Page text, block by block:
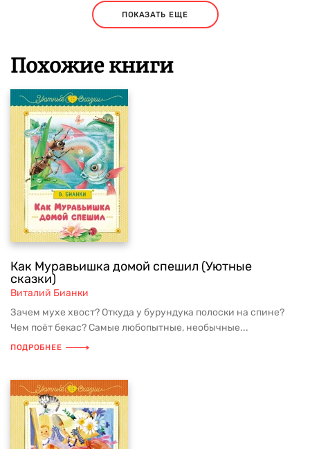
ПОКАЗАТЬ ЕЩЕ
Похожие книги
Как Муравьишка домой спешил (Уютные
сказки)
Виталий Бианки
Зачем мухе хвост? Откуда у бурундука полоски на спине?
Чем поёт бекас? Самые любопытные, необычные...
ПОДРОБНЕЕ